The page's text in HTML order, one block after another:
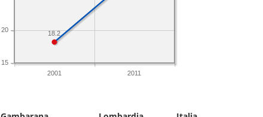
2001 2011
15
20
18.2